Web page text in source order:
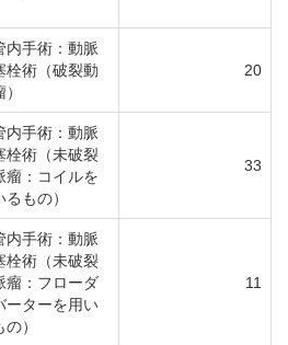
内手術：動脈
栓術（破裂動
20
内手術：動脈
栓術（未破裂
瘤：コイルを
るもの）
33
内手術：動脈
栓術（未破裂
瘤：フローダ
ーターを用い
）
11